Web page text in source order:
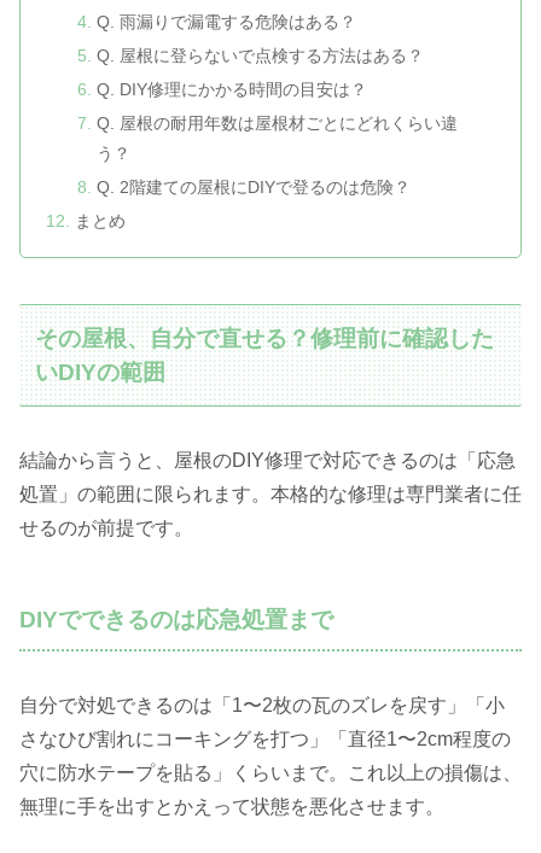
Q. 雨漏りで漏電する危険はある？
Q. 屋根に登らないで点検する方法はある？
Q. DIY修理にかかる時間の目安は？
Q. 屋根の耐用年数は屋根材ごとにどれくらい違
う？
Q. 2階建ての屋根にDIYで登るのは危険？
まとめ
その屋根、自分で直せる？修理前に確認した
いDIYの範囲
結論から言うと、屋根のDIY修理で対応できるのは「応急
処置」の範囲に限られます。本格的な修理は専門業者に任
せるのが前提です。
DIYでできるのは応急処置まで
自分で対処できるのは「1〜2枚の瓦のズレを戻す」「小
さなひび割れにコーキングを打つ」「直径1〜2cm程度の
穴に防水テープを貼る」くらいまで。これ以上の損傷は、
無理に手を出すとかえって状態を悪化させます。